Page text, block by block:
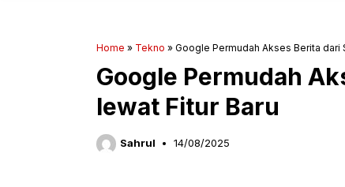
Home » Tekno » Google Permudah Akses Berita dari
Google Permudah
lewat Fitur Baru
Sahrul 14/08/2025